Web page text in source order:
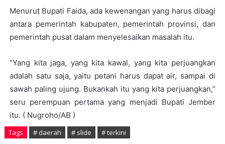
Menurut Bupati Faida, ada kewenangan yang harus dibagi
antara pemerintah kabupaten, pemerintah provinsi, dan
pemerintah pusat dalam menyelesaikan masalah itu.
“Yang kita jaga, yang kita kawal, yang kita perjuangkan
adalah satu saja, yaitu petani harus dapat air, sampai di
sawah paling ujung. Bukankah itu yang kita perjuangkan,”
seru perempuan pertama yang menjadi Bupati Jember
itu. ( Nugroho/AB )
Tags # daerah # slide # terkini